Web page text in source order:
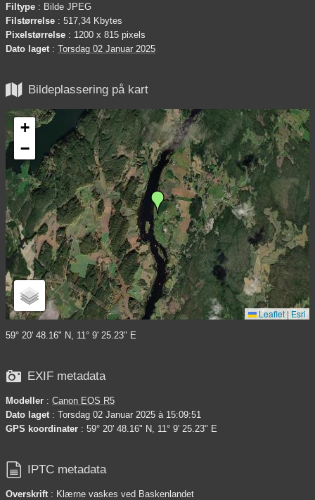
Filtype : Bilde JPEG
Filstørrelse : 517,34 Kbytes
Pixelstørrelse : 1200 x 815 pixels
Dato laget : Torsdag 02 Januar 2025
 Bildeplassering på kart
+
−
Leaflet | Esri
59° 20' 48.16" N, 11° 9' 25.23" E
 EXIF metadata
Modeller : Canon EOS R5
Dato laget : Torsdag 02 Januar 2025 à 15:09:51
GPS koordinater : 59° 20' 48.16" N, 11° 9' 25.23" E
 IPTC metadata
Overskrift : Klærne vaskes ved Baskenlandet